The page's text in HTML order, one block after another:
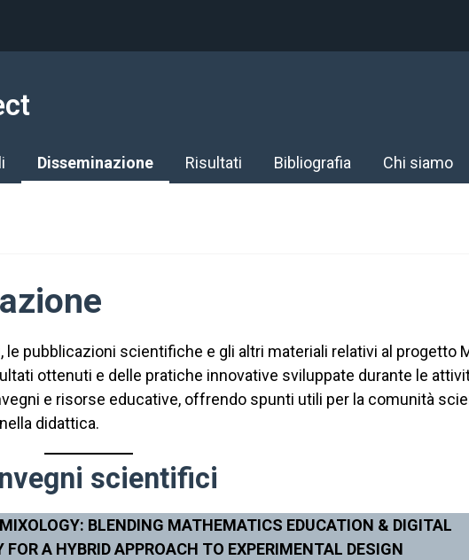
Disseminazione Risultati Bibliografia Chi siamo
pubblicazioni scientifiche e gli altri materiali relativi al progetto
ottenuti e delle pratiche innovative sviluppate durante le
e risorse educative, offrendo spunti utili per la comunità
didattica.
scientifici
BLENDING MATHEMATICS EDUCATION & DIGITAL
FOR A HYBRID APPROACH TO EXPERIMENTAL DESIGN